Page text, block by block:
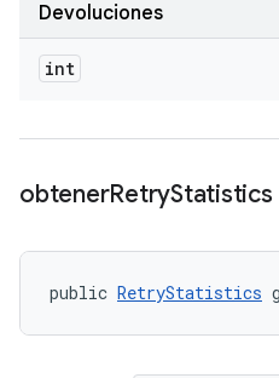
Devoluciones
int
obtenerRetryStatistics
public RetryStatistics